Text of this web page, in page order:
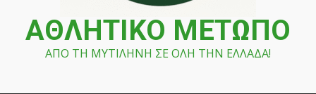
ΑΘΛΗΤΙΚΟ ΜΕΤΩΠΟ
ΑΠΟ ΤΗ ΜΥΤΙΛΗΝΗ ΣΕ ΟΛΗ ΤΗΝ ΕΛΛΑΔΑ!